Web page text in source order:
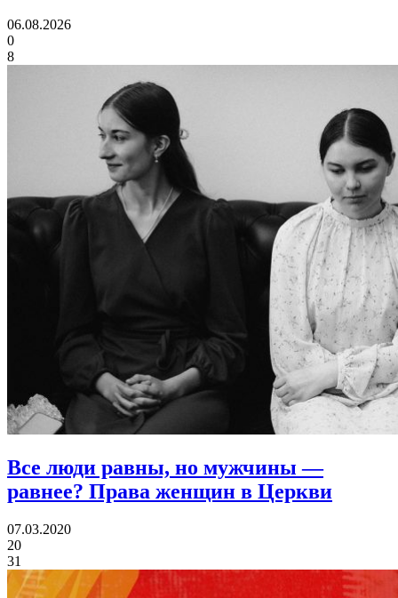
06.08.2026
0
8
Все люди равны, но мужчины —
равнее? Права женщин в Церкви
07.03.2020
20
31